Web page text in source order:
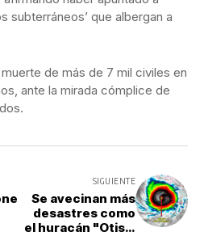
subterráneos’ que albergan a
de más de 7 mil civiles en
ante la mirada cómplice de
SIGUIENTE
Se avecinan más
desastres como
el huracán "Otis":